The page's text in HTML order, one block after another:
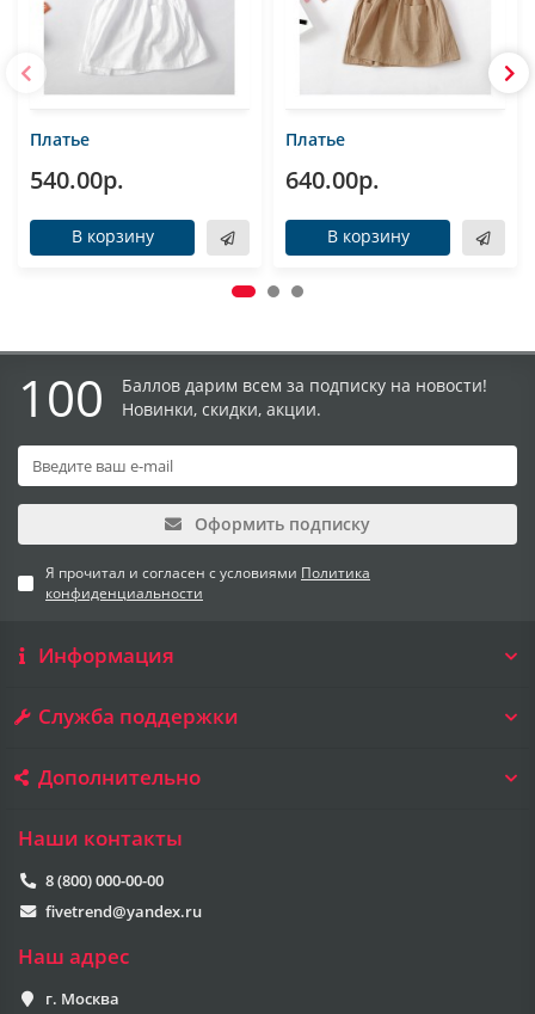
Платье
540.00р.
В корзину
Платье
640.00р.
В корзину
100
Баллов дарим всем за подписку на новости!
Новинки, скидки, акции.
Оформить подписку
Я прочитал и согласен с условиями Политика
конфиденциальности
Информация
Служба поддержки
Дополнительно
Наши контакты
8 (800) 000-00-00
fivetrend@yandex.ru
Наш адрес
г. Москва